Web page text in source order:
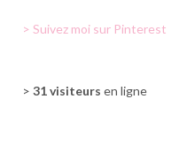
> Suivez moi sur Pinterest
> 31 visiteurs en ligne